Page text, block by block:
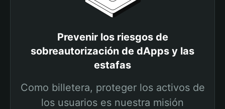
Prevenir los riesgos de
sobreautorización de dApps y las
estafas
Como billetera, proteger los activos de
los usuarios es nuestra misión